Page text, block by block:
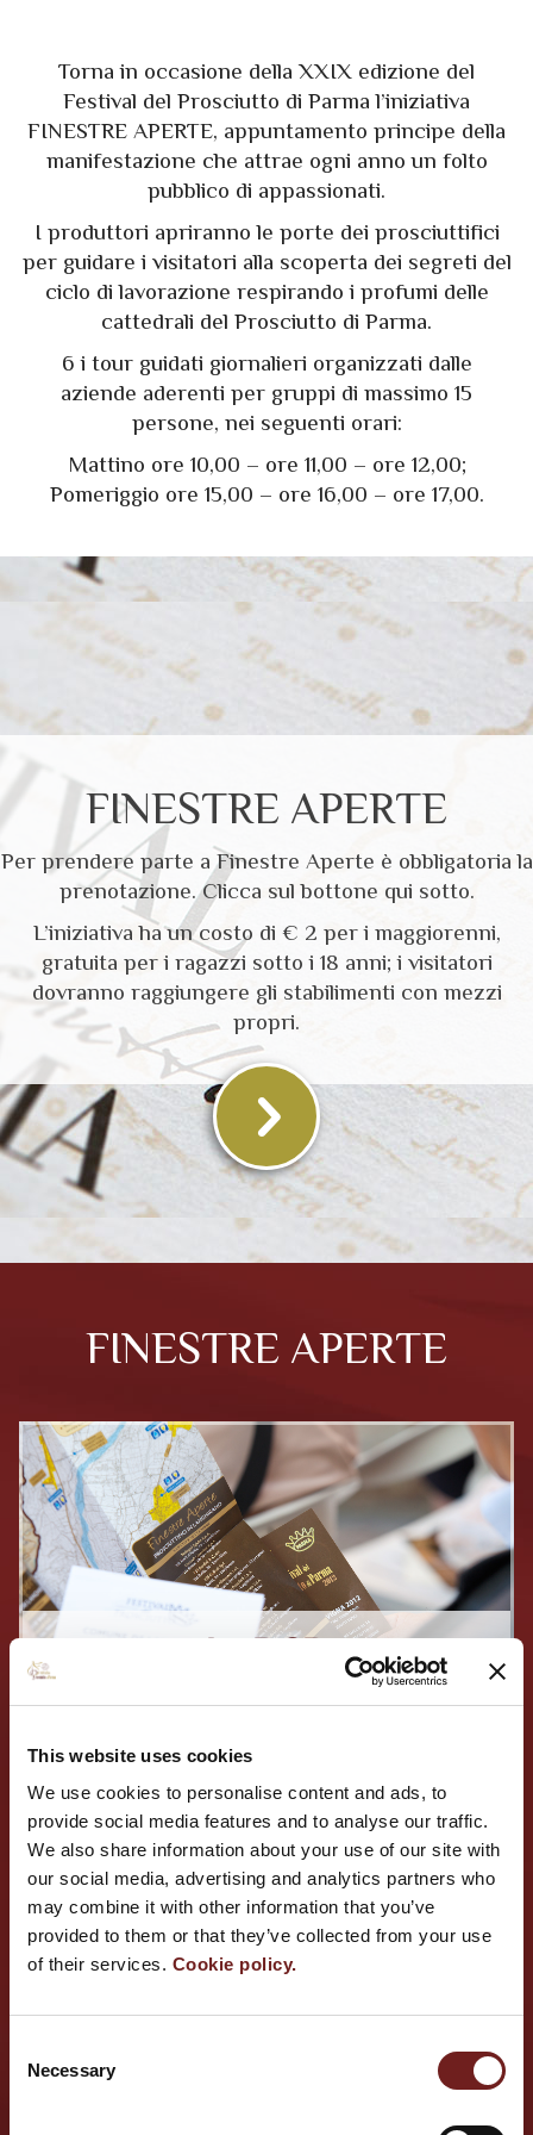
This website uses cookies
We use cookies to personalise content and ads, to
provide social media features and to analyse our traffic.
We also share information about your use of our site with
our social media, advertising and analytics partners who
may combine it with other information that you’ve
provided to them or that they’ve collected from your use
of their services. Cookie policy.
Selection
Necessary
Torna in occasione della XXIX edizione del
Festival del Prosciutto di Parma l’iniziativa
FINESTRE APERTE, appuntamento principe della
manifestazione che attrae ogni anno un folto
pubblico di appassionati.
I produttori apriranno le porte dei prosciuttifici
per guidare i visitatori alla scoperta dei segreti del
ciclo di lavorazione respirando i profumi delle
cattedrali del Prosciutto di Parma.
6 i tour guidati giornalieri organizzati dalle
aziende aderenti per gruppi di massimo 15
persone, nei seguenti orari:
Mattino ore 10,00 – ore 11,00 – ore 12,00;
Pomeriggio ore 15,00 – ore 16,00 – ore 17,00.
FINESTRE APERTE
Per prendere parte a Finestre Aperte è obbligatoria la
prenotazione. Clicca sul bottone qui sotto.
L’iniziativa ha un costo di € 2 per i maggiorenni,
gratuita per i ragazzi sotto i 18 anni; i visitatori
dovranno raggiungere gli stabilimenti con mezzi
propri.
FINESTRE APERTE
I PROSCIUTTIFICI